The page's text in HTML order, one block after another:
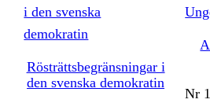
Rösträttsbegränsningar i
den svenska demokratin
Nr